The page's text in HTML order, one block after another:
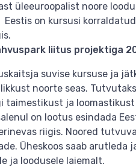
üleeuroopalist noore
Eestis on kursusi
liitus projektiga
suvise kursuse ja
noorte seas.
taimestikust ja
on lootus esindada
riigis. Noored
Üheskoos saab
ja loodusele laiemalt.